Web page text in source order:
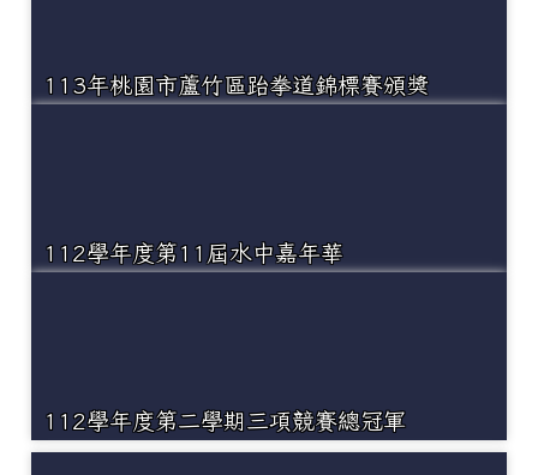
113年桃園市蘆竹區跆拳道錦標賽頒獎
112學年度第11屆水中嘉年華
112學年度第二學期三項競賽總冠軍